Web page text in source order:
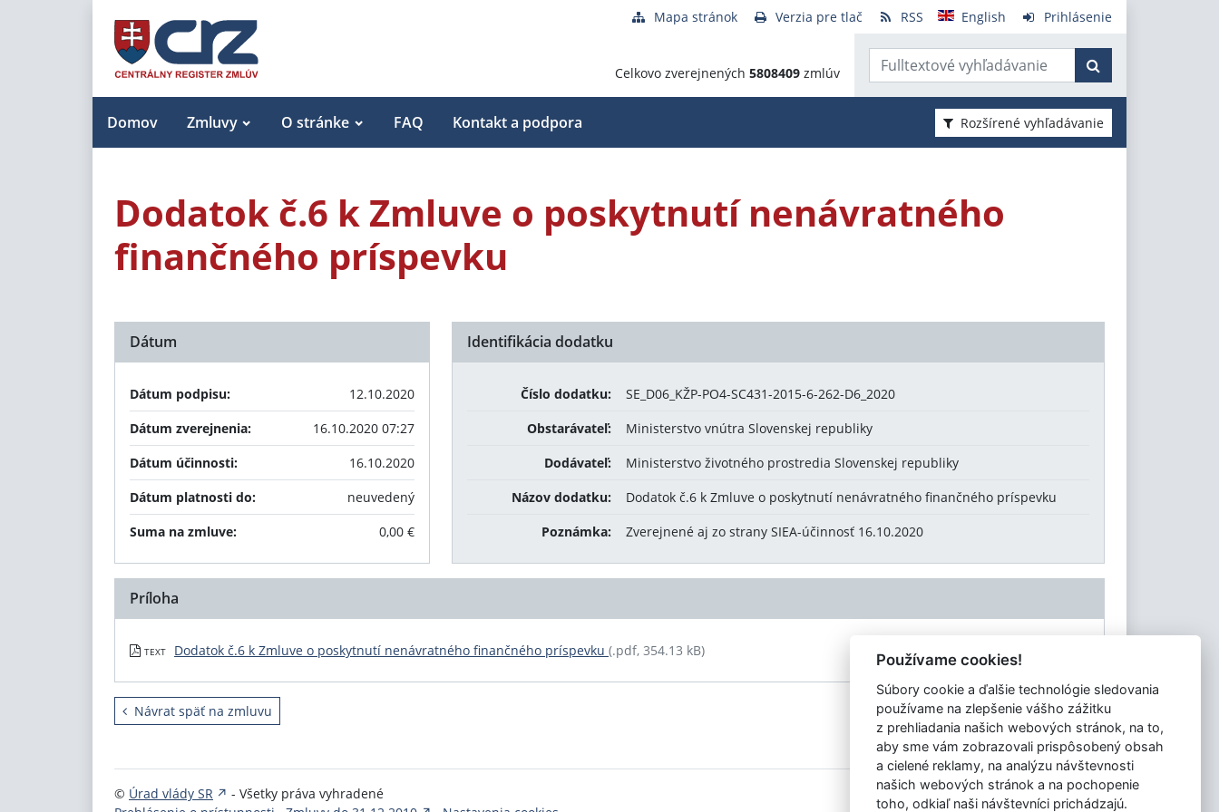
Mapa stránok Verzia pre tlač RSS English Prihlásenie
Celkovo zverejnených 5808409 zmlúv
Domov Zmluvy O stránke FAQ Kontakt a podpora Rozšírené vyhľadávanie
Dodatok č.6 k Zmluve o poskytnutí nenávratného
finančného príspevku
Identifikácia dodatku
Číslo dodatku:
SE_D06_KŽP-PO4-SC431-2015-6-262-D6_2020
Obstarávateľ:
Ministerstvo vnútra Slovenskej republiky
Dodávateľ:
Ministerstvo životného prostredia Slovenskej republiky
Názov dodatku:
Dodatok č.6 k Zmluve o poskytnutí nenávratného finančného príspevku
Poznámka:
Zverejnené aj zo strany SIEA-účinnosť 16.10.2020
Dátum
Dátum podpisu:
12.10.2020
Dátum zverejnenia:
16.10.2020 07:27
Dátum účinnosti:
16.10.2020
Dátum platnosti do:
neuvedený
Suma na zmluve:
0,00 €
Príloha
TEXT Dodatok č.6 k Zmluve o poskytnutí nenávratného finančného príspevku (.pdf, 354.13 kB)
Návrat späť na zmluvu
© Úrad vlády SR
- Všetky práva vyhradené
Tvorba stránok
: Aglo Solutions
Používame cookies!
Súbory cookie a ďalšie technológie sledovania
používame na zlepšenie vášho zážitku
z prehliadania našich webových stránok, na to,
aby sme vám zobrazovali prispôsobený obsah
a cielené reklamy, na analýzu návštevnosti
našich webových stránok a na pochopenie
toho, odkiaľ naši návštevníci prichádzajú.